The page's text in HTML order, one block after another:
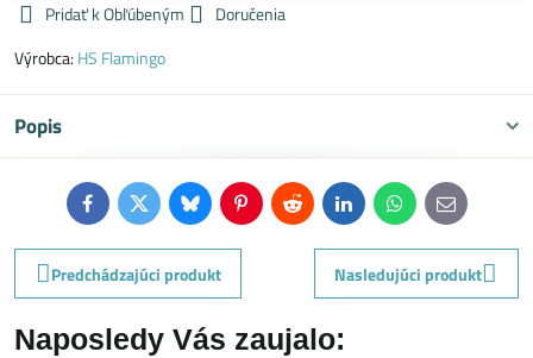
Pridať k Obľúbeným
Doručenia
Výrobca: HS Flamingo
Popis
FacebookTwitterBlueskyPinterestReddit LinkedInWhatsApp
E-
mail
Predchádzajúci produkt
Nasledujúci produkt
Naposledy Vás zaujalo: